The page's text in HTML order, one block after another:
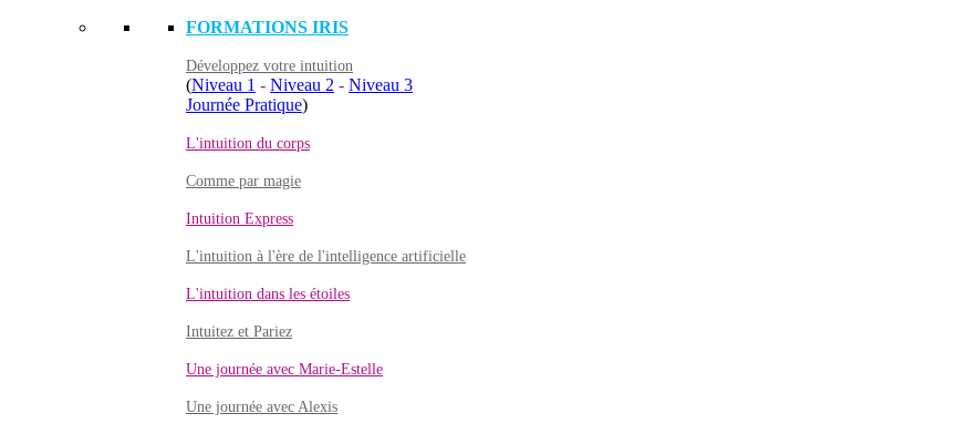
FORMATIONS IRIS
Développez votre intuition
(Niveau 1 - Niveau 2 - Niveau 3
Journée Pratique)
L'intuition du corps
Comme par magie
Intuition Express
L'intuition à l'ère de l'intelligence artificielle
L'intuition dans les étoiles
Intuitez et Pariez
Une journée avec Marie-Estelle
Une journée avec Alexis